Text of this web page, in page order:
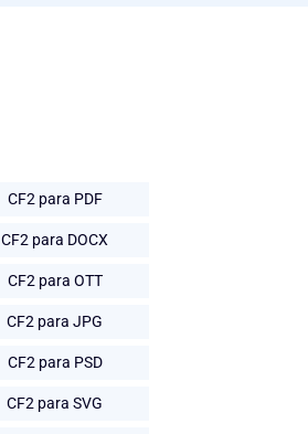
CF2 para PDF
CF2 para DOCX
CF2 para OTT
CF2 para JPG
CF2 para PSD
CF2 para SVG